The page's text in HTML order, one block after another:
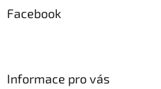
Facebook
Informace pro vás